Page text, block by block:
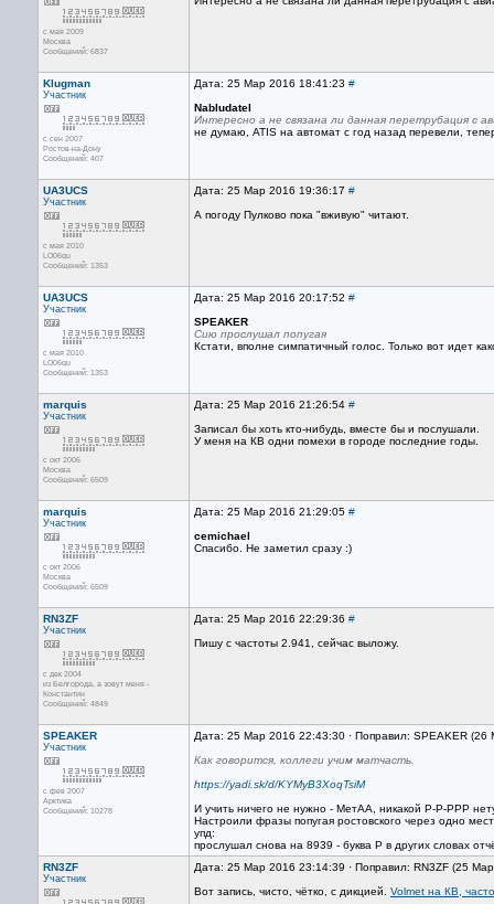
с мая 2009
Москва
Сообщений: 6837
Klugman
Участник
с сен 2007
Ростов-на-Дону
Сообщений: 407
Дата: 25 Мар 2016 18:41:23 #
Nabludatel
Интересно а не связана ли данная перетрубация с
не думаю, ATIS на автомат с год назад перевели,
UA3UCS
Участник
с мая 2010
LO06qu
Сообщений: 1353
Дата: 25 Мар 2016 19:36:17 #
А погоду Пулково пока "вживую" читают.
UA3UCS
Участник
с мая 2010
LO06qu
Сообщений: 1353
Дата: 25 Мар 2016 20:17:52 #
SPEAKER
Сию прослушал попугая
Кстати, вполне симпатичный голос. Только вот идет
marquis
Участник
с окт 2006
Москва
Сообщений: 6509
Дата: 25 Мар 2016 21:26:54 #
Записал бы хоть кто-нибудь, вместе бы и послушали.
У меня на КВ одни помехи в городе последние годы.
marquis
Участник
с окт 2006
Москва
Сообщений: 6509
Дата: 25 Мар 2016 21:29:05 #
cemichael
Спасибо. Не заметил сразу :)
RN3ZF
Участник
с дек 2004
из Белгорода, а зовут меня -
Константин
Сообщений: 4849
Дата: 25 Мар 2016 22:29:36 #
Пишу с частоты 2.941, сейчас выложу.
SPEAKER
Участник
с фев 2007
Арктика
Сообщений: 10278
Дата: 25 Мар 2016 22:43:30 · Поправил: SPEAKER
Как говорится, коллеги учим матчасть.
https://yadi.sk/d/KYMyB3XoqTsiM
И учить ничего не нужно - МетАА, никакой Р-Р-РРР
Настроили фразы попугая ростовского через одно
упд:
прослушал снова на 8939 - буква Р в других словах
RN3ZF
Участник
Дата: 25 Мар 2016 23:14:39 · Поправил: RN3ZF (25
Вот запись, чисто, чётко, с дикцией. Volmet на КВ,